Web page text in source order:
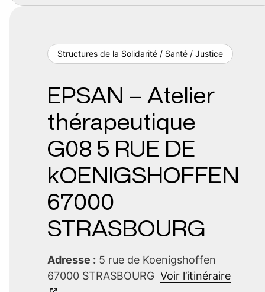
Structures de la Solidarité / Santé / Justice
EPSAN – Atelier
thérapeutique
G08 5 RUE DE
kOENIGSHOFFEN
67000
STRASBOURG
Adresse : 5 rue de Koenigshoffen
67000 STRASBOURG Voir l’itinéraire